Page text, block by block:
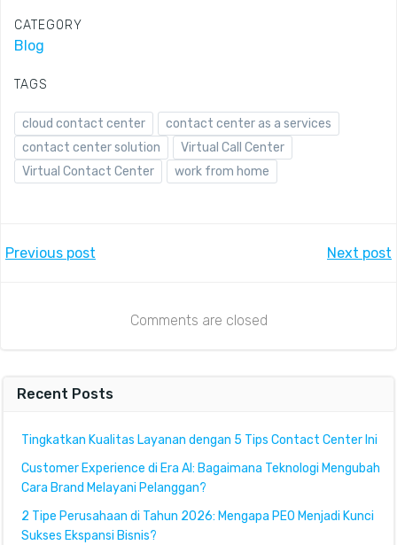
CATEGORY
Blog
TAGS
cloud contact center
contact center as a services
contact center solution
Virtual Call Center
Virtual Contact Center
work from home
Post
Previous post Next post
Comments are closed
Recent Posts
Tingkatkan Kualitas Layanan dengan 5 Tips Contact Center Ini
Customer Experience di Era AI: Bagaimana Teknologi Mengubah
Cara Brand Melayani Pelanggan?
2 Tipe Perusahaan di Tahun 2026: Mengapa PEO Menjadi Kunci
Sukses Ekspansi Bisnis?